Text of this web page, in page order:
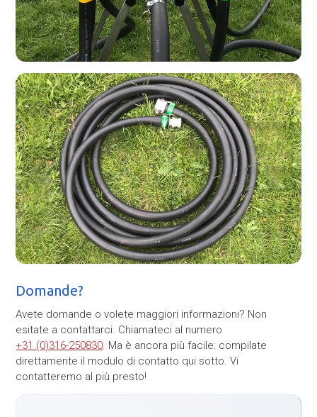
Domande?
Avete domande o volete maggiori informazioni? Non
esitate a contattarci. Chiamateci al numero
+31 (0)316-250830. Ma è ancora più facile: compilate
direttamente il modulo di contatto qui sotto. Vi
contatteremo al più presto!